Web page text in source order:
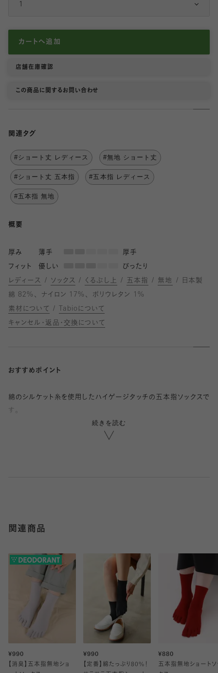
カートへ追加
店舗在庫確認
この商品に関するお問い合わせ
関連タグ
#ショート丈 レディース #無地 ショート丈
#ショート丈 五本指 #五本指 レディース
#五本指 無地
概要
厚み 薄手
厚手
フィット
優しい
ぴったり
レディース
ソックス くるぶし上 五本指 無地
日本製
綿 82%
ナイロン 17%
ポリウレタン 1%
素材について
Tabioについて
キャンセル・返品・交換について
おすすめポイント
綿のシルケット糸を使用したハイゲージタッチの五本指ソックスで
す。
綿素材で通気性がよく、シルケット加工により上品な生地感が特
続きを読む
関連商品
¥990
【消臭】五本指無地ショ
¥990
【定番】綿たっぷり80%！
¥880
五本指無地ショートソ